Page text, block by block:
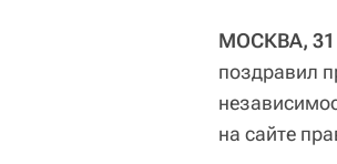
МОСКВА, 31
поздравил
на сайте